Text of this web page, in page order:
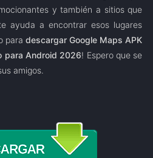
y también a sitios que
ayuda a encontrar esos lugares
paradescargar Google Maps APK
para Android 2026! Espero que se
amigos.